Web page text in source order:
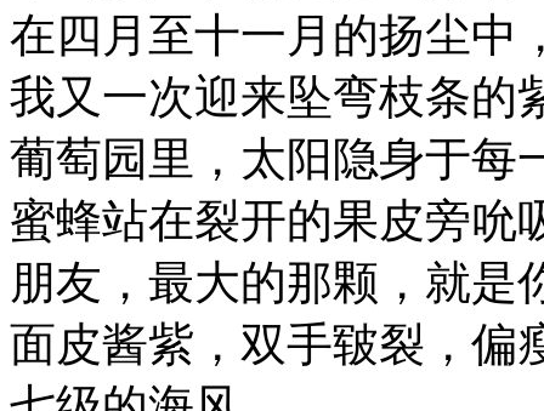
在四月至十一月的扬尘中
我又一次迎来坠弯枝条
葡萄园里，太阳隐身于每
蜜蜂站在裂开的果皮旁吮
朋友，最大的那颗，就是
面皮酱紫，双手皲裂，偏